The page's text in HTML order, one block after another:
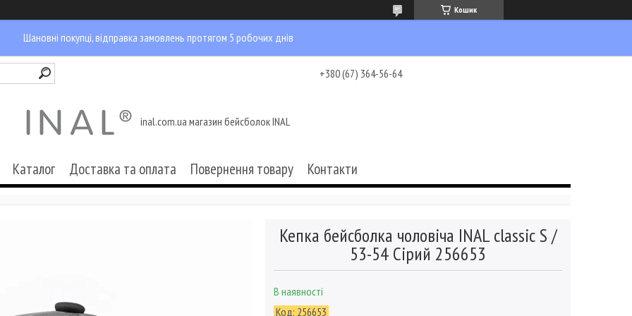
Кошик
Шановні покупці, відправка замовлень протягом 5 робочих днів
+380 (67) 364-56-64
inal.com.ua магазин бейсболок INAL
Каталог Доставка та оплата Повернення товару Контакти
Кепка бейсболка чоловіча INAL сlassic S /
53-54 Сірий 256653
В наявності
Код: 256653